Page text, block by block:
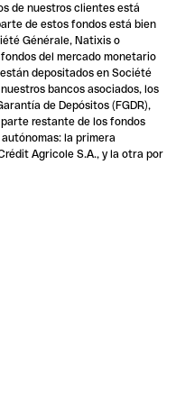
de nuestros clientes está
de estos fondos está bien
Générale, Natixis o
del mercado monetario
depositados en Société
bancos asociados, los
de Depósitos (FGDR),
restante de los fondos
la primera
Agricole S.A., y la otra por